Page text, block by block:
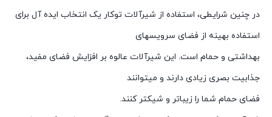
در چنین شرایطی، استفاده از شیرآلات توکار یک انتخاب ایده آل برای
استفاده بهینه از فضای سرویسهای
بهداشتی و حمام است. این شیرآلات عالوه بر افزایش فضای مفید،
جذابیت بصری زیادی دارند و میتوانند
فضای حمام شما را زیباتر و شیکتر کنند.